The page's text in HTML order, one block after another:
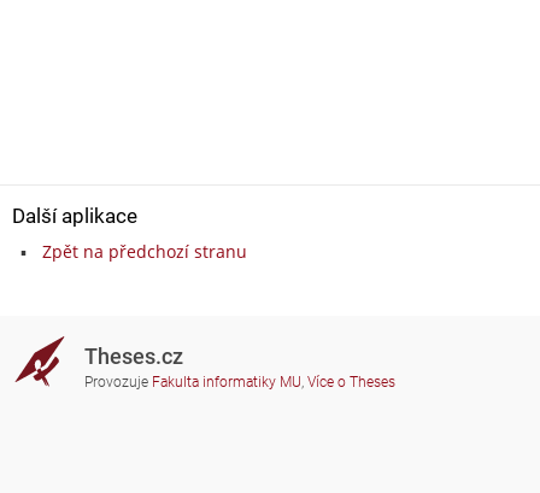
Další aplikace
Zpět na předchozí stranu
Theses.cz
Provozuje Fakulta informatiky MU, Více o Theses